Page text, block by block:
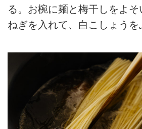
る。お椀に麺と梅干しをよ
ねぎを入れて、白こしょうを